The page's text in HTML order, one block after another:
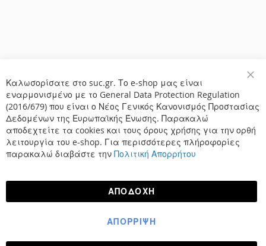
Καλωσορίσατε στο suc.gr. Το e-shop μας είναι
εναρμονισμένο με το General Data Protection Regulation
(2016/679) που είναι ο Νέος Γενικός Κανονισμός Προστασίας
Δεδομένων της Ευρωπαϊκής Ένωσης. Παρακαλώ
αποδεχτείτε τα cookies και τους όρους χρήσης για την ορθή
λειτουργία του e-shop. Για περισσότερες πλήροφορίες
παρακαλώ διαβάστε την Πολιτική Απορρήτου
ΑΠΟΔΟΧΉ
ΑΠΌΡΡΙΨΗ